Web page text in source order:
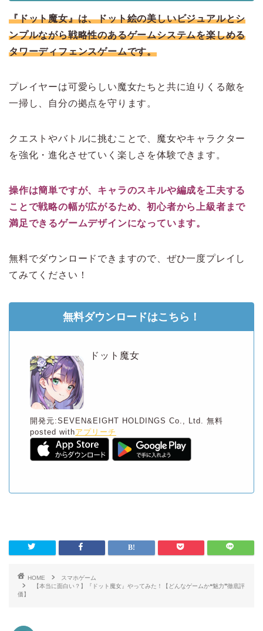
『ドット魔女』は、ドット絵の美しいビジュアルとシ
ンプルながら戦略性のあるゲームシステムを楽しめる
タワーディフェンスゲームです。
プレイヤーは可愛らしい魔女たちと共に迫りくる敵を
一掃し、自分の拠点を守ります。
クエストやバトルに挑むことで、魔女やキャラクター
を強化・進化させていく楽しさを体験できます。
操作は簡単ですが、キャラのスキルや編成を工夫する
ことで戦略の幅が広がるため、初心者から上級者まで
満足できるゲームデザインになっています。
無料でダウンロードできますので、ぜひ一度プレイし
てみてください！
無料ダウンロードはこちら！
ドット魔女
開発元:SEVEN&EIGHT HOLDINGS Co., Ltd. 無料
posted withアプリーチ
HOME
スマホゲーム
【本当に面白い？】『ドット魔女』やってみた！【どんなゲームか❝魅力❞徹底評
価】